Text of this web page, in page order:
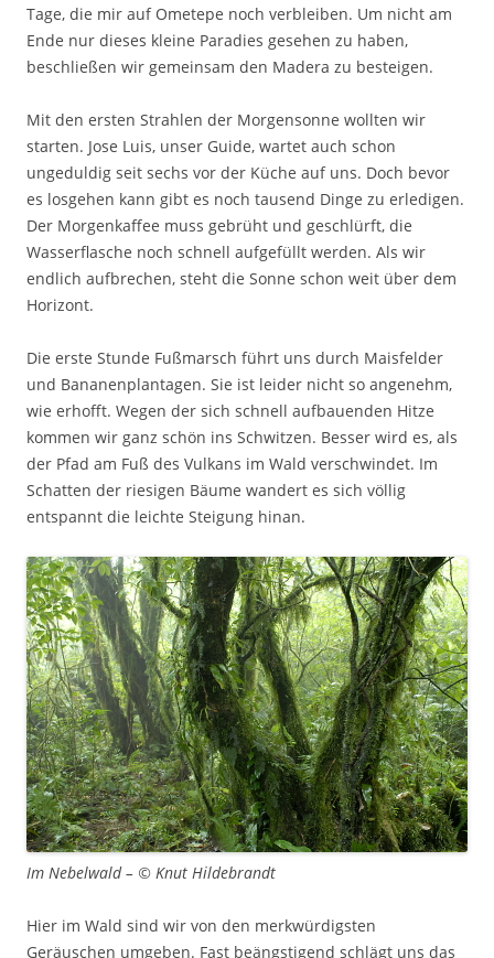
Tage, die mir auf Ometepe noch verbleiben. Um nicht am
Ende nur dieses kleine Paradies gesehen zu haben,
beschließen wir gemeinsam den Madera zu besteigen.
Mit den ersten Strahlen der Morgensonne wollten wir
starten. Jose Luis, unser Guide, wartet auch schon
ungeduldig seit sechs vor der Küche auf uns. Doch bevor
es losgehen kann gibt es noch tausend Dinge zu erledigen.
Der Morgenkaffee muss gebrüht und geschlürft, die
Wasserflasche noch schnell aufgefüllt werden. Als wir
endlich aufbrechen, steht die Sonne schon weit über dem
Horizont.
Die erste Stunde Fußmarsch führt uns durch Maisfelder
und Bananenplantagen. Sie ist leider nicht so angenehm,
wie erhofft. Wegen der sich schnell aufbauenden Hitze
kommen wir ganz schön ins Schwitzen. Besser wird es, als
der Pfad am Fuß des Vulkans im Wald verschwindet. Im
Schatten der riesigen Bäume wandert es sich völlig
entspannt die leichte Steigung hinan.
Im Nebelwald – © Knut Hildebrandt
Hier im Wald sind wir von den merkwürdigsten
Geräuschen umgeben. Fast beängstigend schlägt uns das